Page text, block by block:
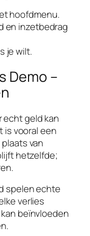
hoofdmenu.
en inzetbedrag
je wilt.
Demo –
echt geld kan
is vooral een
van
hetzelfde;
spelen echte
verlies
beïnvloeden